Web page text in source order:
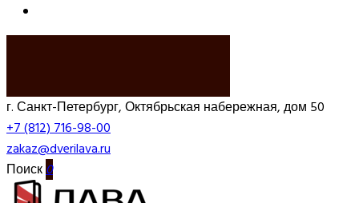
г. Санкт-Петербург, Октябрьская набережная, дом 50
+7 (812) 716-98-00
zakaz@dverilava.ru
Поиск0